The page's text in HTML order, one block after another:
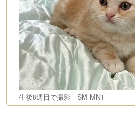
生後8週目で撮影 SM-MN1